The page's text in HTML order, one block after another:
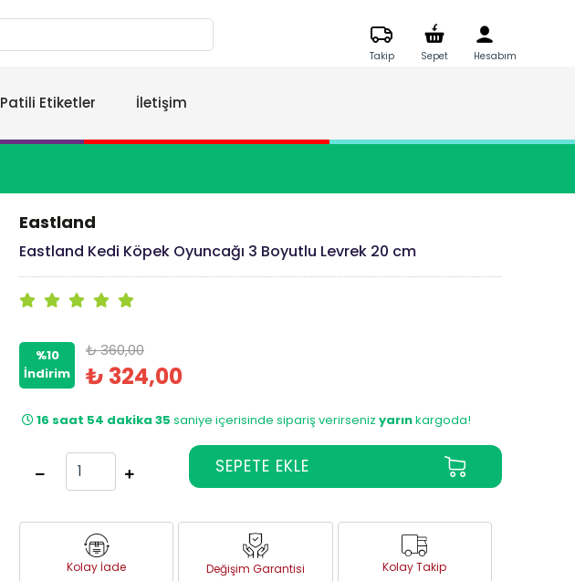
Takip Sepet Hesabım
Patili Etiketler İletişim
Eastland
Eastland Kedi Köpek Oyuncağı 3 Boyutlu Levrek 20 cm
%10
İndirim
₺ 360,00
₺ 324,00
16 saat 54 dakika 34 saniye içerisinde sipariş verirsenizyarınkargoda!
Kolay İade Değişim Garantisi Kolay Takip